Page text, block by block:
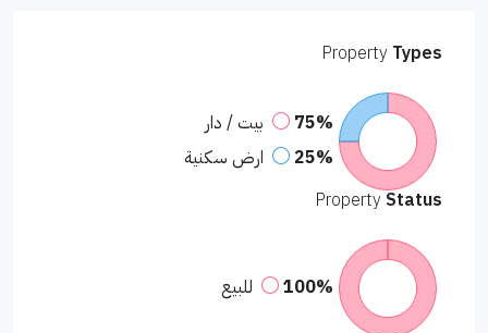
Property Types
75%
بيت / دار
25%
ارض سكنية
Property Status
100% للبيع